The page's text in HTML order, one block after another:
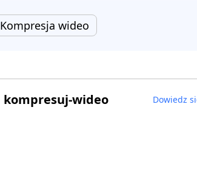
Kompresja wideo
kompresuj-wideo Dowiedz